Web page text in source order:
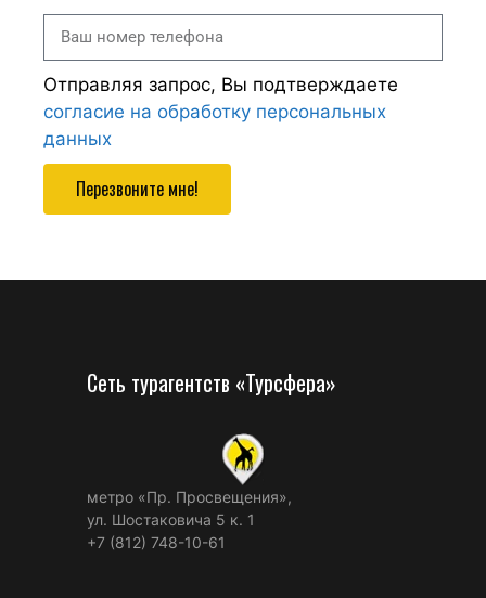
Отправляя запрос, Вы подтверждаете
согласие на обработку персональных
данных
Перезвоните мне!
Сеть турагентств «Турсфера»
метро «Пр. Просвещения»,
ул. Шостаковича 5 к. 1
+7 (812) 748-10-61